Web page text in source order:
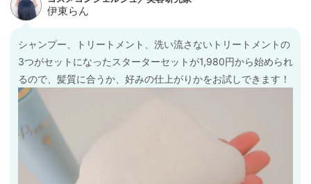
シャンプー、トリートメント、洗い流さないトリートメントの
3つがセットになったスターターセットが1,980円から始められ
るので、髪質に合うか、好みの仕上がりかをお試しできます！